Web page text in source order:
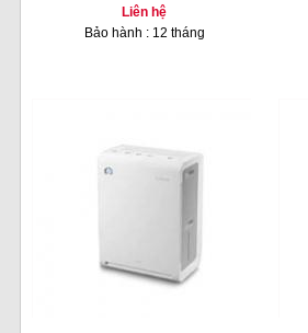
Liên hệ
Bảo hành : 12 tháng